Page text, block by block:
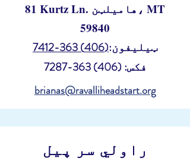
81 Kurtz Ln. هامیلټن، MT
59840
ټیلیفون:(406) 363-7412
فکس:(406) 363-7287
brianas@ravalliheadstart.org
راولي سر پیل